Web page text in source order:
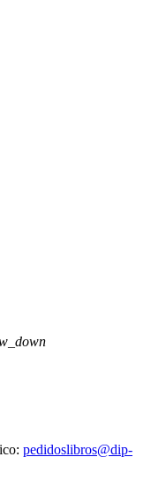
pedidoslibros@dip-